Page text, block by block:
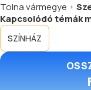
Tolna vármegye
Kapcsolódó témák
SZÍNHÁZ